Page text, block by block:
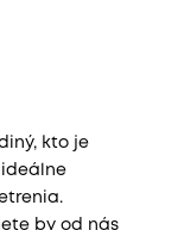
kto je
ideálne
by od nás